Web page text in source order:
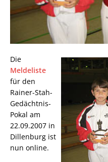
Die
Meldeliste
für den
Rainer-Stah-
Gedächtnis-
Pokal am
22.09.2007 in
Dillenburg ist
nun online.